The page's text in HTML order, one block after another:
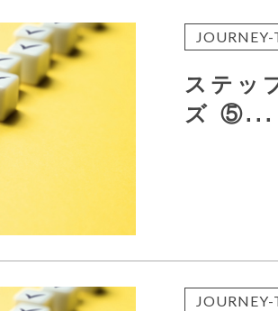
JOURNEY-
ステッ
ズ ⑤...
JOURNEY-